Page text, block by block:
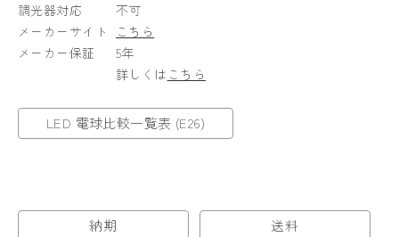
調光器対応
不可
メーカーサイト
こちら
メーカー保証
5年
詳しくは こちら
LED 電球比較一覧表 (E26)
納期 送料